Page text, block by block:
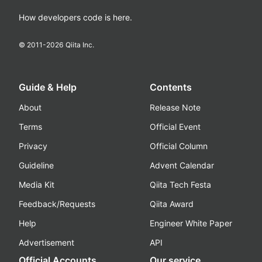
How developers code is here.
© 2011-2026 Qiita Inc.
Guide & Help
About
Terms
Privacy
Guideline
Media Kit
Feedback/Requests
Help
Advertisement
Contents
Release Note
Official Event
Official Column
Advent Calendar
Qiita Tech Festa
Qiita Award
Engineer White Paper
API